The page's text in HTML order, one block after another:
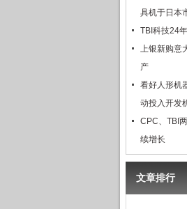
具机于日本
TBI科技24
上银新购意
产
看好人形机
动投入开发
CPC、TBI
续增长
文章排行